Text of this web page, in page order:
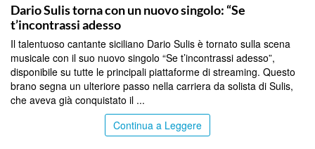
Dario Sulis torna con un nuovo singolo: “Se
t’incontrassi adesso
Il talentuoso cantante siciliano Dario Sulis è tornato sulla scena
musicale con il suo nuovo singolo “Se t’incontrassi adesso”,
disponibile su tutte le principali piattaforme di streaming. Questo
brano segna un ulteriore passo nella carriera da solista di Sulis,
che aveva già conquistato il ...
Continua a Leggere